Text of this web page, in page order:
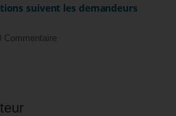
suivent les demandeurs
Commentaire